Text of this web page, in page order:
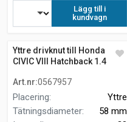
Lägg till i
kundvagn
Yttre drivknut till Honda
CIVIC VIII Hatchback 1.4
Art.nr:0567957
Placering:
Yttre
Tätningsdiameter:
58 mm